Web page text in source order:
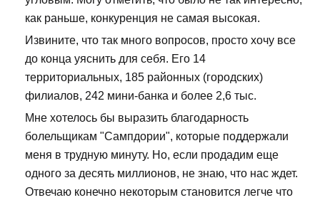
как раньше, конкуренция не самая высокая.
Извините, что так много вопросов, просто хочу все
до конца уяснить для себя. Его 14
территориальных, 185 районных (городских)
филиалов, 242 мини-банка и более 2,6 тыс.
Мне хотелось бы выразить благодарность
болельщикам "Сампдории", которые поддержали
меня в трудную минуту. Но, если продадим еще
одного за десять миллионов, не знаю, что нас ждет.
Отвечаю конечно некоторым становится легче что